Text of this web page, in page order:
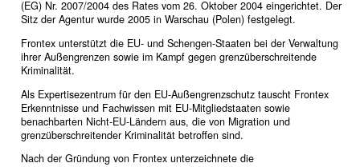
(EG) Nr. 2007/2004 des Rates vom 26. Oktober 2004 eingerichtet. Der
Sitz der Agentur wurde 2005 in Warschau (Polen) festgelegt.
Frontex unterstützt die EU- und Schengen-Staaten bei der Verwaltung
ihrer Außengrenzen sowie im Kampf gegen grenzüberschreitende
Kriminalität.
Als Expertisezentrum für den EU-Außengrenzschutz tauscht Frontex
Erkenntnisse und Fachwissen mit EU-Mitgliedstaaten sowie
benachbarten Nicht-EU-Ländern aus, die von Migration und
grenzüberschreitender Kriminalität betroffen sind.
Nach der Gründung von Frontex unterzeichnete die